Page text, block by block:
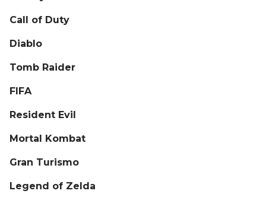
Call of Duty
Diablo
Tomb Raider
FIFA
Resident Evil
Mortal Kombat
Gran Turismo
Legend of Zelda